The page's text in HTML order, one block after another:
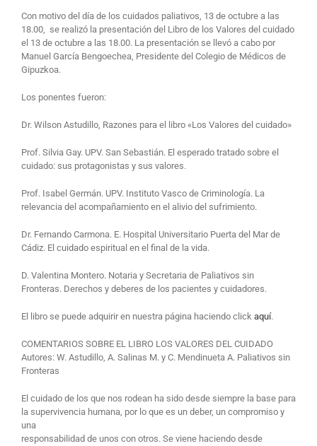
Con motivo del día de los cuidados paliativos, 13 de octubre a las
18.00, se realizó la presentación del Libro de los Valores del cuidado
el 13 de octubre a las 18.00. La presentación se llevó a cabo por
Manuel García Bengoechea, Presidente del Colegio de Médicos de
Gipuzkoa.
Los ponentes fueron:
Dr. Wilson Astudillo, Razones para el libro «Los Valores del cuidado»
Prof. Silvia Gay. UPV. San Sebastián. El esperado tratado sobre el
cuidado: sus protagonistas y sus valores.
Prof. Isabel Germán. UPV. Instituto Vasco de Criminología. La
relevancia del acompañamiento en el alivio del sufrimiento.
Dr. Fernando Carmona. E. Hospital Universitario Puerta del Mar de
Cádiz. El cuidado espiritual en el final de la vida.
D. Valentina Montero. Notaria y Secretaria de Paliativos sin
Fronteras. Derechos y deberes de los pacientes y cuidadores.
El libro se puede adquirir en nuestra página haciendo click aquí.
COMENTARIOS SOBRE EL LIBRO LOS VALORES DEL CUIDADO
Autores: W. Astudillo, A. Salinas M. y C. Mendinueta A. Paliativos sin
Fronteras
El cuidado de los que nos rodean ha sido desde siempre la base para
la supervivencia humana, por lo que es un deber, un compromiso y
una
responsabilidad de unos con otros. Se viene haciendo desde